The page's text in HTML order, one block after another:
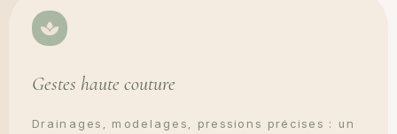
Gestes haute couture
Drainages, modelages, pressions précises : un